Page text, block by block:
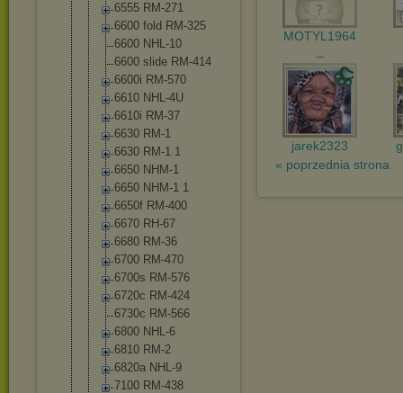
6555 RM-271
6600 fold RM-325
6600 NHL-10
6600 slide RM-414
6600i RM-570
6610 NHL-4U
6610i RM-37
6630 RM-1
6630 RM-1 1
6650 NHM-1
6650 NHM-1 1
6650f RM-400
6670 RH-67
6680 RM-36
6700 RM-470
6700s RM-576
6720c RM-424
6730c RM-566
6800 NHL-6
6810 RM-2
6820a NHL-9
7100 RM-438
MOTYL1964
jarek2323
« poprzednia strona